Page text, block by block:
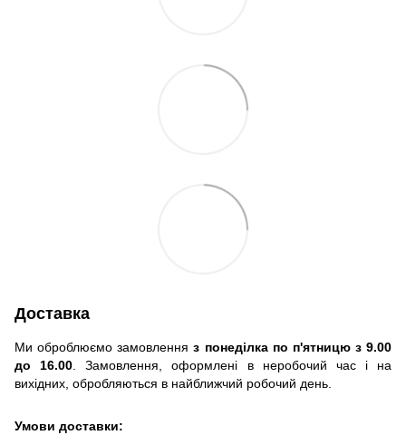
Доставка
Ми оброблюємо замовленняз понеділка по п'ятницю з 9.00
до 16.00. Замовлення, оформлені в неробочий час і на
вихідних, обробляються в найближчий робочий день.
Умови доставки: